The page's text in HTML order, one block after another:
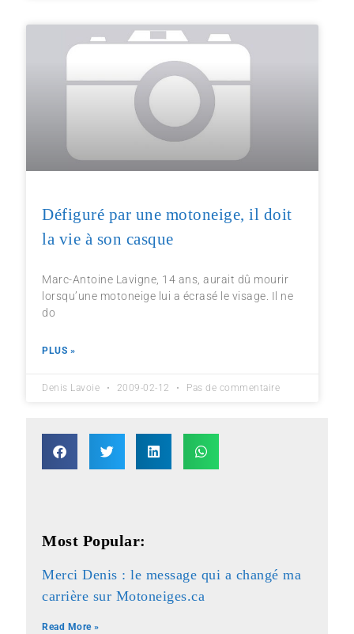
Défiguré par une motoneige, il doit
la vie à son casque
Marc-Antoine Lavigne, 14 ans, aurait dû mourir
lorsqu’une motoneige lui a écrasé le visage. Il ne
do
PLUS »
Denis Lavoie 2009-02-12 Pas de commentaire
Most Popular:
Merci Denis : le message qui a changé ma
carrière sur Motoneiges.ca
Read More »